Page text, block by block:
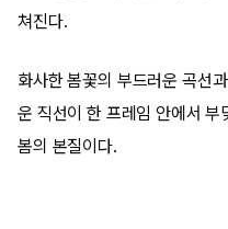
쳐진다.
화사한 봄꽃의 부드러운 곡선
운 직선이 한 프레임 안에서
봄의 본질이다.